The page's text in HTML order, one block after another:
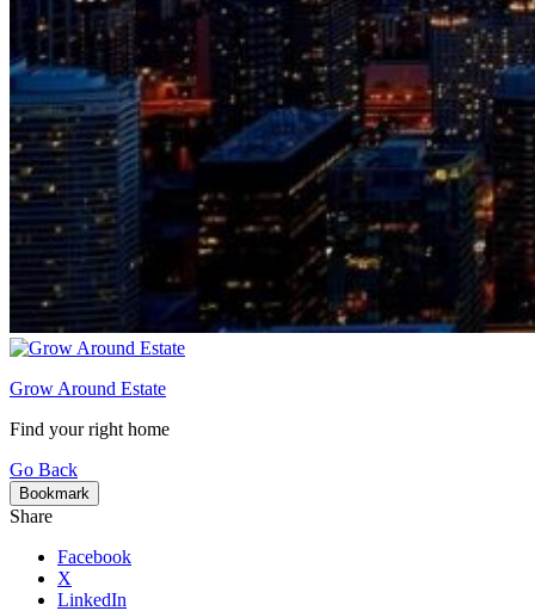
Grow Around Estate
Find your right home
Go Back
Bookmark
Share
Facebook
X
LinkedIn